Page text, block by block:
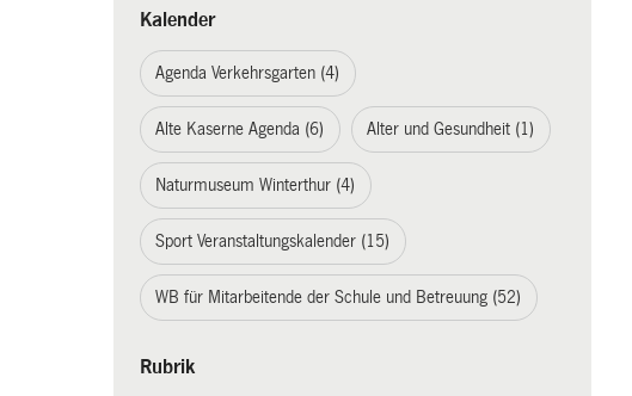
Kalender
Agenda Verkehrsgarten (4)
Alte Kaserne Agenda (6) Alter und Gesundheit (1)
Naturmuseum Winterthur (4)
Sport Veranstaltungskalender (15)
WB für Mitarbeitende der Schule und Betreuung (52)
Rubrik